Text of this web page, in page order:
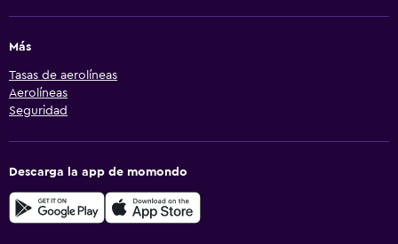
Más
Tasas de aerolíneas
Aerolíneas
Seguridad
Descarga la app de momondo